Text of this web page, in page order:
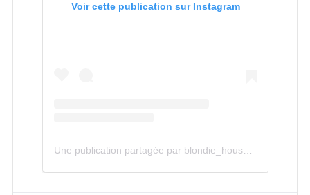
Voir cette publication sur Instagram
Une publication partagée par blondie_house (@blondie_house)